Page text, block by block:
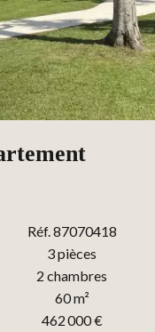
Réf. 87070418
3 pièces
2 chambres
60 m²
462 000 €